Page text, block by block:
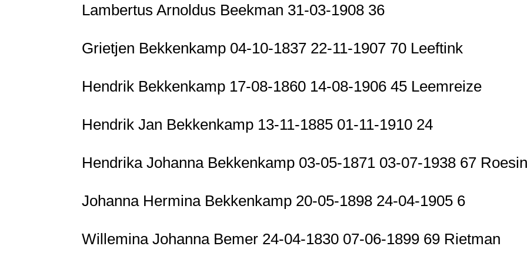
Lambertus Arnoldus Beekman 31-03-1908 36
Grietjen Bekkenkamp 04-10-1837 22-11-1907 70 Leeftink
Hendrik Bekkenkamp 17-08-1860 14-08-1906 45 Leemreize
Hendrik Jan Bekkenkamp 13-11-1885 01-11-1910 24
Hendrika Johanna Bekkenkamp 03-05-1871 03-07-1938 67
Johanna Hermina Bekkenkamp 20-05-1898 24-04-1905 6
Willemina Johanna Bemer 24-04-1830 07-06-1899 69 Rietman